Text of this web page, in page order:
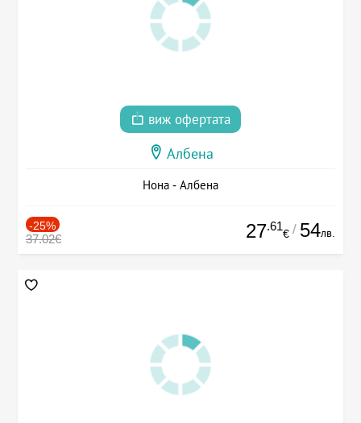
виж офертата
Албена
Нона - Албена
-25%
37.02€ 27.61
€ / 54лв.